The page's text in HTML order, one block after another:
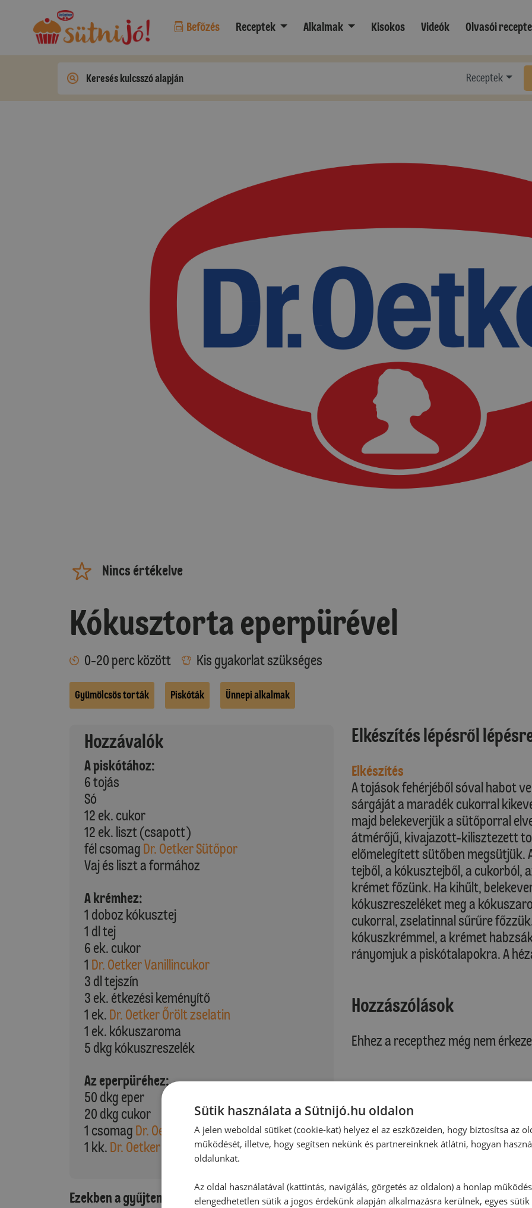
Befőzés Receptek Alkalmak Kisokos Videók Olvasói
Receptek
Nincs értékelve
Kókusztorta eperpürével
0-20 perc között Kis gyakorlat szükséges
Gyümölcsös torták Piskóták Ünnepi alkalmak
Hozzávalók
A piskótához:
6 tojás
Só
12 ek. cukor
12 ek. liszt (csapott)
fél csomag Dr. Oetker Sütőpor
Vaj és liszt a formához
A krémhez:
1 doboz kókusztej
1 dl tej
6 ek. cukor
1 Dr. Oetker Vanillincukor
3 dl tejszín
3 ek. étkezési keményítő
1 ek. Dr. Oetker Őrölt zselatin
1 ek. kókuszaroma
5 dkg kókuszreszelék
Az eperpüréhez:
50 dkg eper
20 dkg cukor
1 csomag Dr. Oetker Vanillincukor
1 kk. Dr. Oetker Őrölt zselatin
Ezekben a gyűjteményekben található:
Elkészítés lépésről
Elkészítés
A tojások fehérjéből sóval habot
sárgáját a maradék cukorral
majd belekeverjük a sütőporral
átmérőjű, kivajazott-kilisztezett
előmelegített sütőben megsütjük.
tejből, a kókusztejből, a cukorból,
krémet főzünk. Ha kihűlt,
kókuszreszeléket meg a
cukorral, zselatinnal sűrűre
kókuszkrémmel, a krémet
rányomjuk a piskótalapokra. A
Hozzászólások
Ehhez a recepthez még nem
Hozzászólás írása
Vélemény írásához, kérjük,
Sütik használata a Sütnijó.hu oldalon
A jelen weboldal sütiket (cookie-kat) helyez el az eszközeiden, hogy biztosítsa az
működését, illetve, hogy segítsen nekünk és partnereinknek átlátni, hogyan
oldalunkat.
Az oldal használatával (kattintás, navigálás, görgetés az oldalon) a honlap
elengedhetetlen sütik a jogos érdekünk alapján alkalmazásra kerülnek, egyes